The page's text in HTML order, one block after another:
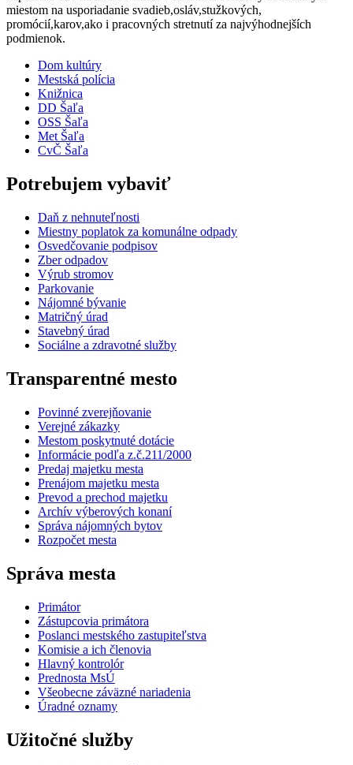
miestom na usporiadanie svadieb,osláv,stužkových,
promócií,karov,ako i pracovných stretnutí za najvýhodnejších
podmienok.
Dom kultúry
Mestská polícia
Knižnica
DD Šaľa
OSS Šaľa
Met Šaľa
CvČ Šaľa
Potrebujem vybaviť
Daň z nehnuteľnosti
Miestny poplatok za komunálne odpady
Osvedčovanie podpisov
Zber odpadov
Výrub stromov
Parkovanie
Nájomné bývanie
Matričný úrad
Stavebný úrad
Sociálne a zdravotné služby
Transparentné mesto
Povinné zverejňovanie
Verejné zákazky
Mestom poskytnuté dotácie
Informácie podľa z.č.211/2000
Predaj majetku mesta
Prenájom majetku mesta
Prevod a prechod majetku
Archív výberových konaní
Správa nájomných bytov
Rozpočet mesta
Správa mesta
Primátor
Zástupcovia primátora
Poslanci mestského zastupiteľstva
Komisie a ich členovia
Hlavný kontrolór
Prednosta MsÚ
Všeobecne záväzné nariadenia
Úradné oznamy
Užitočné služby